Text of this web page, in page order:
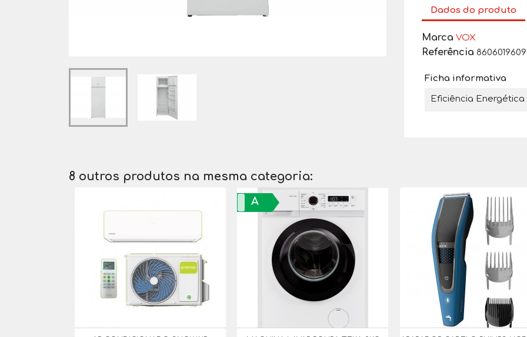
Dados do produto
Marca VOX
Referência
Ficha informativa
Eficiência Energética
8 outros produtos na mesma categoria:
A